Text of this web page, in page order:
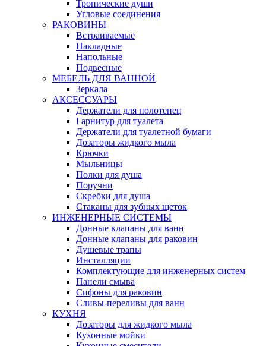
Тропические души
Угловые соединения
РАКОВИНЫ
Встраиваемые
Накладные
Напольные
Подвесные
МЕБЕЛЬ ДЛЯ ВАННОЙ
Зеркала
АКСЕССУАРЫ
Держатели для полотенец
Гарнитур для туалета
Держатели для туалетной бумаги
Дозаторы жидкого мыла
Крючки
Мыльницы
Полки для душа
Поручни
Скребки для душа
Стаканы для зубных щеток
ИНЖЕНЕРНЫЕ СИСТЕМЫ
Донные клапаны для ванн
Донные клапаны для раковин
Душевые трапы
Инсталляции
Комплектующие для инженерных систем
Панели смыва
Сифоны для раковин
Сливы-переливы для ванн
КУХНЯ
Дозаторы для жидкого мыла
Кухонные мойки